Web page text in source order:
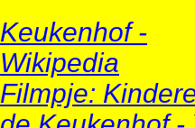
Keukenhof -
Wikipedia
Filmpje: